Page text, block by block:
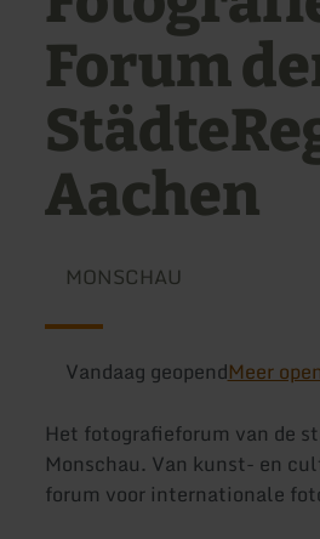
Forum
Aachen
MONSCHAU
Vandaag geopendMeer
Het fotografieforum van de
Monschau. Van kunst- en
forum voor internationale